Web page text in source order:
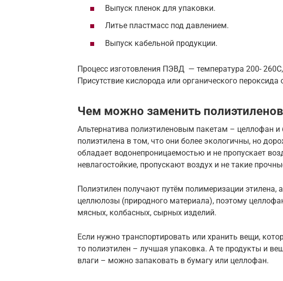
Выпуск пленок для упаковки.
Литье пластмасс под давлением.
Выпуск кабельной продукции.
Процесс изготовления ПЭВД — температура 200-
Присутствие кислорода или органического пероксида
Чем можно заменить
Альтернатива полиэтиленовым пакетам – целлофан и
полиэтилена в том, что они более экологичны, но
обладает водонепроницаемостью и не пропускает
невлагостойкие, пропускают воздух и не такие
Полиэтилен получают путём полимеризации этилена,
целлюлозы (природного материала), поэтому
мясных, колбасных, сырных изделий.
Если нужно транспортировать или хранить вещи,
то полиэтилен – лучшая упаковка. А те продукты и
влаги – можно запаковать в бумагу или целлофан.